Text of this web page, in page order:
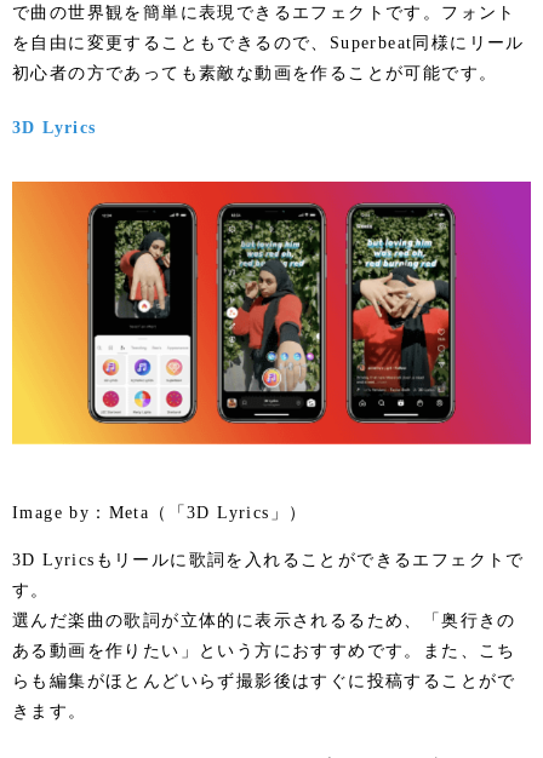
で曲の世界観を簡単に表現できるエフェクトです。フォント
を自由に変更することもできるので、Superbeat同様にリール
初心者の方であっても素敵な動画を作ることが可能です。
3D Lyrics
Image by：Meta（「3D Lyrics」）
3D Lyricsもリールに歌詞を入れることができるエフェクトで
す。
選んだ楽曲の歌詞が立体的に表示されるるため、「奥行きの
ある動画を作りたい」という方におすすめです。また、こち
らも編集がほとんどいらず撮影後はすぐに投稿することがで
きます。